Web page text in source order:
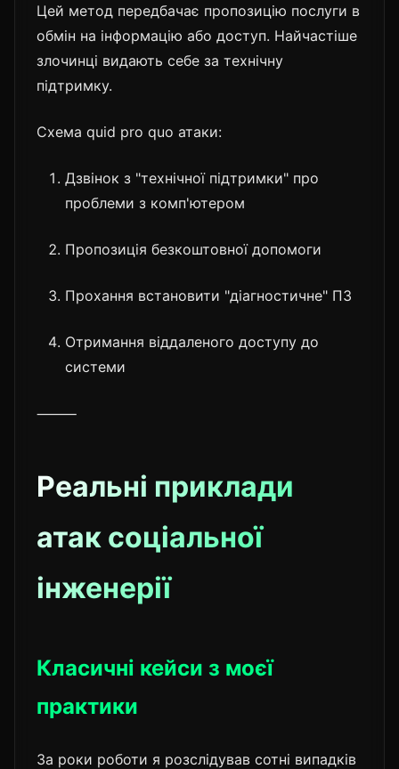
Цей метод передбачає пропозицію послуги в
обмін на інформацію або доступ. Найчастіше
злочинці видають себе за технічну
підтримку.
Схема quid pro quo атаки:
Дзвінок з "технічної підтримки" про
проблеми з комп'ютером
Пропозиція безкоштовної допомоги
Прохання встановити "діагностичне" ПЗ
Отримання віддаленого доступу до
системи
⸻
Реальні приклади
атак соціальної
інженерії
Класичні кейси з моєї
практики
За роки роботи я розслідував сотні випадків